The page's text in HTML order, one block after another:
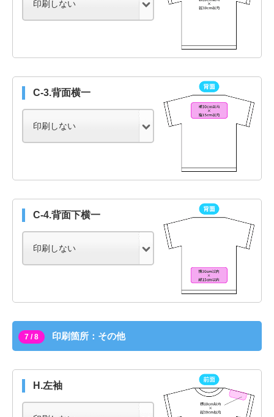
C-3.背面横一
C-4.背面下横一
7 / 8 印刷箇所：その他
H.左袖